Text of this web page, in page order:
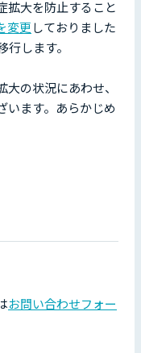
拡大を防止すること
変更 しておりました
します。
の状況にあわせ、
います。あらかじめ
お問い合わせフォー